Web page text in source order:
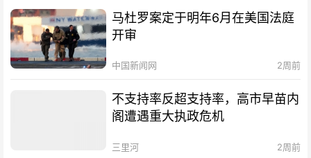
马杜罗案定于明年6月在美国法庭
开审
中国新闻网 2周前
不支持率反超支持率，高市早苗内
阁遭遇重大执政危机
三里河 2周前